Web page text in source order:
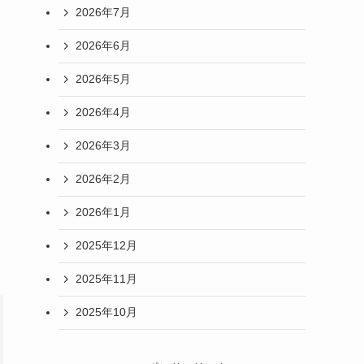
2026年7月
2026年6月
2026年5月
2026年4月
2026年3月
2026年2月
2026年1月
2025年12月
2025年11月
2025年10月